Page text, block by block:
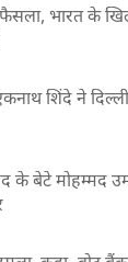
फैसला, भारत के
एकनाथ शिंदे ने
के बेटे मोहम्मद